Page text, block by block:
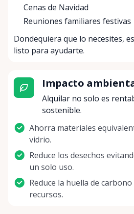
Cenas de Navidad
Reuniones familiares festivas
Dondequiera que lo necesites,
listo para ayudarte.
Impacto
Alquilar no solo es
sostenible.
Ahorra materiales
vidrio.
Reduce los desechos
un solo uso.
Reduce la huella de
recursos.